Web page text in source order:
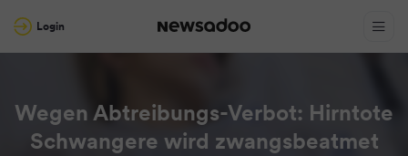
Login
Wegen Abtreibungs-Verbot: Hirntote
Schwangere wird zwangsbeatmet